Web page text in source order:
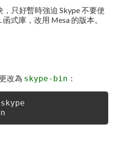
只好暫時強迫 Skype 不要使
式庫，改用 Mesa 的版本。
改為 skype-bin ：